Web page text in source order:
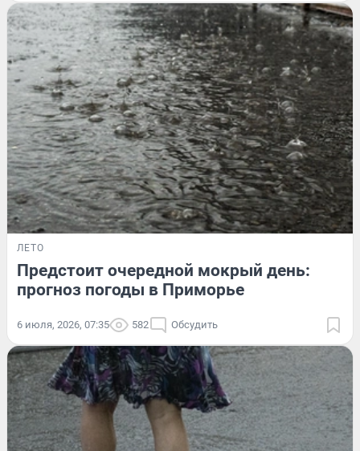
ЛЕТО
Предстоит очередной мокрый день:
прогноз погоды в Приморье
6 июля, 2026, 07:35 582 Обсудить